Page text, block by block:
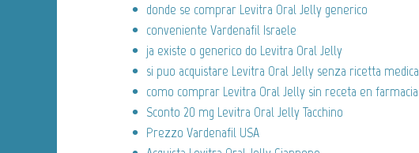
donde se comprar Levitra Oral Jelly generico
conveniente Vardenafil Israele
ja existe o generico do Levitra Oral Jelly
si puo acquistare Levitra Oral Jelly senza ricetta medica
como comprar Levitra Oral Jelly sin receta en farmacia
Sconto 20 mg Levitra Oral Jelly Tacchino
Prezzo Vardenafil USA